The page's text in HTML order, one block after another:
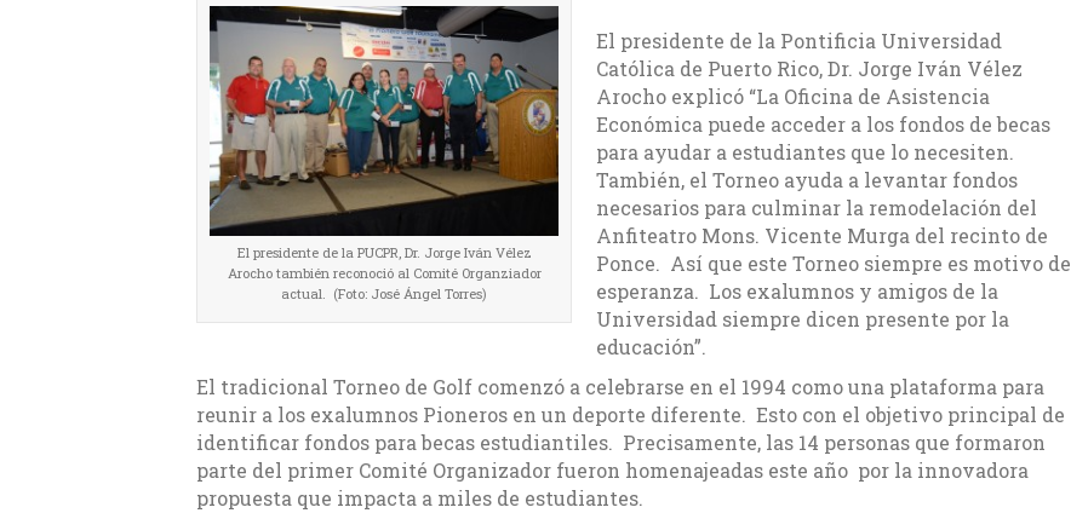
El presidente de la PUCPR, Dr. Jorge Iván Vélez
Arocho también reconoció al Comité Organziador
actual. (Foto: José Ángel Torres)
El presidente de la Pontificia Universidad
Católica de Puerto Rico, Dr. Jorge Iván Vélez
Arocho explicó “La Oficina de Asistencia
Económica puede acceder a los fondos de becas
para ayudar a estudiantes que lo necesiten.
También, el Torneo ayuda a levantar fondos
necesarios para culminar la remodelación del
Anfiteatro Mons. Vicente Murga del recinto de
Ponce. Así que este Torneo siempre es motivo de
esperanza. Los exalumnos y amigos de la
Universidad siempre dicen presente por la
educación”.
El tradicional Torneo de Golf comenzó a celebrarse en el 1994 como una plataforma para
reunir a los exalumnos Pioneros en un deporte diferente. Esto con el objetivo principal de
identificar fondos para becas estudiantiles. Precisamente, las 14 personas que formaron
parte del primer Comité Organizador fueron homenajeadas este año por la innovadora
propuesta que impacta a miles de estudiantes.